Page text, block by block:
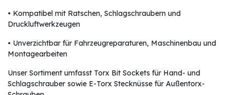
• Kompatibel mit Ratschen, Schlagschraubern und
Druckluftwerkzeugen
• Unverzichtbar für Fahrzeugreparaturen, Maschinenbau und
Montagearbeiten
Unser Sortiment umfasst Torx Bit Sockets für Hand- und
Schlagschrauber sowie E-Torx Stecknüsse für Außentorx-